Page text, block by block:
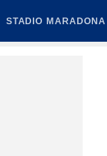
STADIO MARADONA